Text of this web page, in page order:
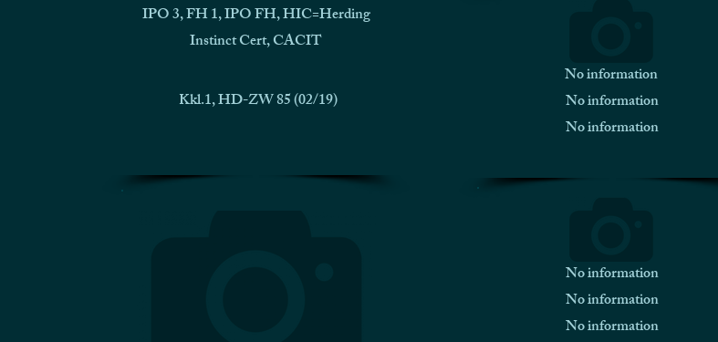
IPO 3, FH 1, IPO FH, HIC=Herding
Instinct Cert, CACIT
Kkl.1, HD-ZW 85 (02/19)
No information
No information
No information
No information
No information
No information